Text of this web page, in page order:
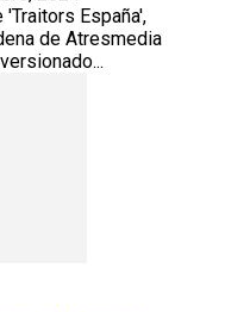
España',
de Atresmedia